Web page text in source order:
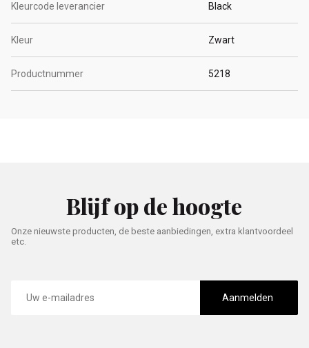
Kleurcode leverancier Black
Kleur Zwart
Productnummer 5218
Blijf op de hoogte
Onze nieuwste producten, de beste aanbiedingen, extra klantvoordeel
etc.
mailadres
Aanmelden